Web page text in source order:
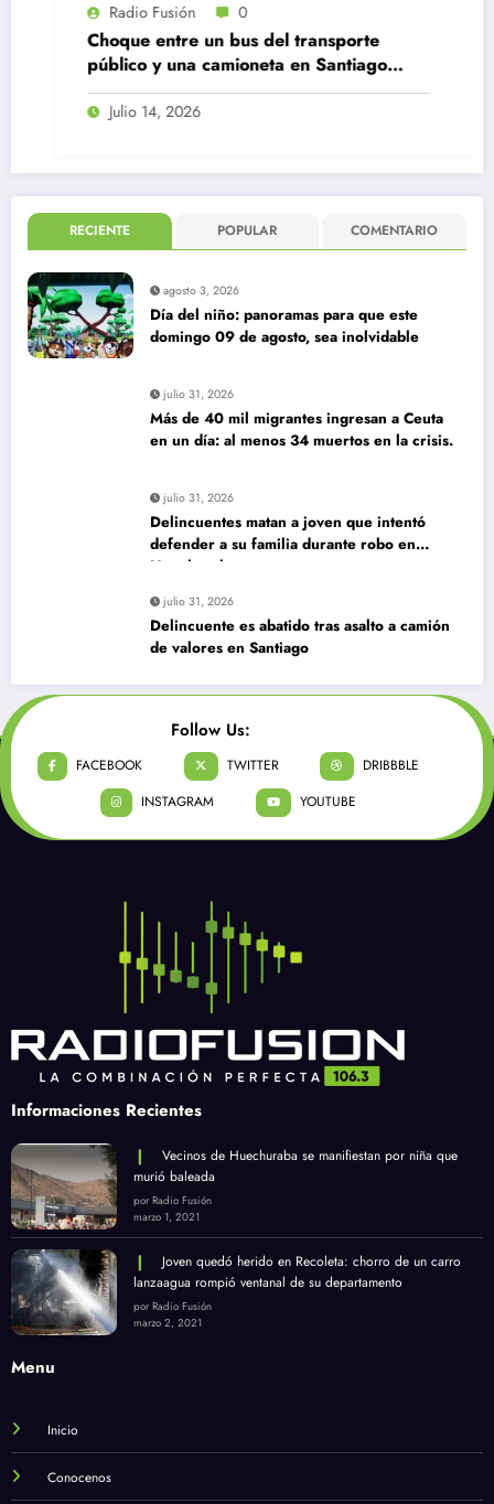
Radio Fusión 0
Choque entre un bus del transporte
público y una camioneta en Santiago
Centro
Julio 14, 2026
RECIENTE POPULAR COMENTARIO
agosto 3, 2026
Día del niño: panoramas para que este
domingo 09 de agosto, sea inolvidable
julio 31, 2026
Más de 40 mil migrantes ingresan a Ceuta
en un día: al menos 34 muertos en la crisis.
julio 31, 2026
Delincuentes matan a joven que intentó
defender a su familia durante robo en
Huechuraba
julio 31, 2026
Delincuente es abatido tras asalto a camión
de valores en Santiago
Follow Us:
FACEBOOK TWITTER
DRIBBBLE
INSTAGRAM
YOUTUBE
Informaciones Recientes
Vecinos de Huechuraba se manifiestan por niña que
murió baleada
por Radio Fusión
marzo 1, 2021
Joven quedó herido en Recoleta: chorro de un carro
lanzaagua rompió ventanal de su departamento
por Radio Fusión
marzo 2, 2021
Menu
Inicio
Conocenos